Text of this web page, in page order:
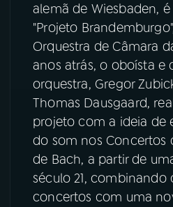
alemã de Wiesbaden,
"Projeto
Orquestra de Câmara
anos atrás, o oboísta e
orquestra, Gregor
Thomas Dausgaard,
projeto com a ideia de
do som nos Concertos
de Bach, a partir de
século 21, combinando
concertos com uma